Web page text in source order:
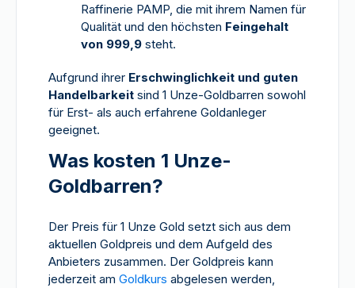
Raffinerie PAMP, die mit ihrem Namen für
Qualität und den höchsten Feingehalt
von 999,9 steht.
Aufgrund ihrer Erschwinglichkeit und guten
Handelbarkeit sind 1 Unze-Goldbarren sowohl
für Erst- als auch erfahrene Goldanleger
geeignet.
Was kosten 1 Unze-
Goldbarren?
Der Preis für 1 Unze Gold setzt sich aus dem
aktuellen Goldpreis und dem Aufgeld des
Anbieters zusammen. Der Goldpreis kann
jederzeit am Goldkurs abgelesen werden,